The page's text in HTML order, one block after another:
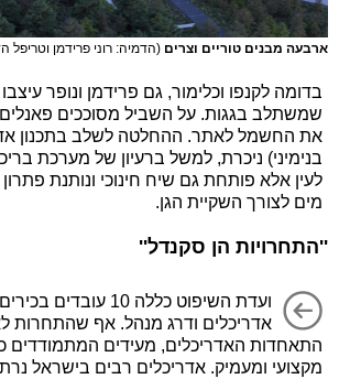
ארבעה מבנים טוריים וצרים (הדמיה: רוני פרידמן וטריפל
בדומה לקנפו וכלימור, גם פרידמן ונופר
שמשתלב בגגות. על השביל מסוככים פאנלים
את החשמל לאתר. ההחלטה לשלב בתכנון
בנימיני) ניכרת, למשל ברעיון של מערכת
לעין אלא פותחת גם שיח חינוכי ונותנת
מים לצורך השקיית הגן.
''התחרויות הן סקנדל''
ועדת השיפוט כללה 10
אדריכלים ודרג מנהל. אף שהתחרות
התאחדות האדריכלים, מעידים המתמודדים
מקצועי ומעמיק. אדריכלים רבים בישראל